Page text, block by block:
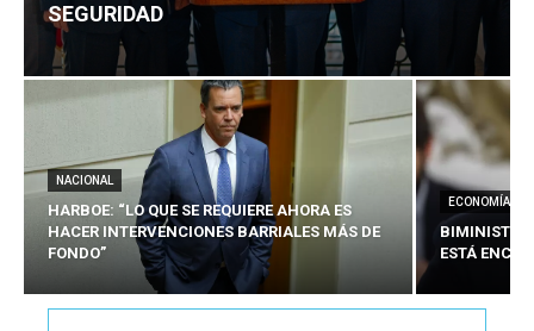
SEGURIDAD
NACIONAL
HARBOE: “LO QUE SE REQUIERE AHORA ES
HACER INTERVENCIONES BARRIALES MÁS DE
FONDO”
ECONOMÍA
BIMINISTRO
ESTÁ